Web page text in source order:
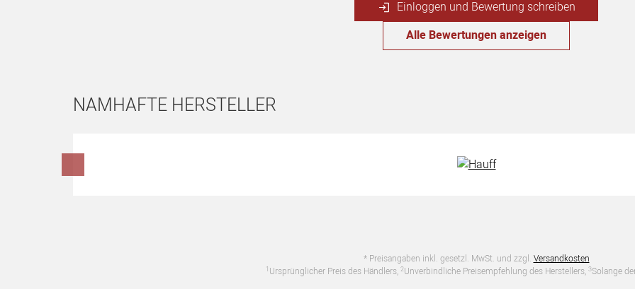
Einloggen und Bewertung schreiben
Alle Bewertungen anzeigen
NAMHAFTE HERSTELLER
* Preisangaben inkl. gesetzl. MwSt. und zzgl. Versandkosten
1 Ursprünglicher Preis des Händlers, 2Unverbindliche Preisempfehlung des Herstellers, 3Solange